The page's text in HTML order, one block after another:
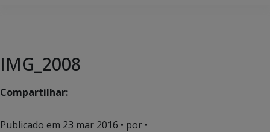
IMG_2008
Compartilhar:
Publicado em 23 mar 2016 • por •